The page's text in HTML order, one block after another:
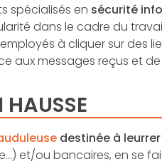
spécialisés en sécurité
dans le cadre du
à cliquer sur des
aux messages reçus et
HAUSSE
destinée à
et/ou bancaires, en se